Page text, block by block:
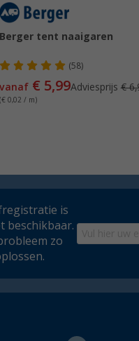
Berger tent naaigaren
(58)
vanaf€ 5,99Adviesprijs €
(€ 0,02 / m)
is
beschikbaar.
zo